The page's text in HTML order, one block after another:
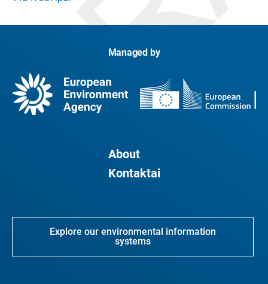
Managed by
About
Kontaktai
Explore our environmental information
systems